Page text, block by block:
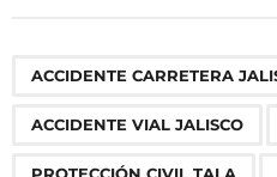
g
ACCIDENTE CARRETERA
ACCIDENTE VIAL JALISCO